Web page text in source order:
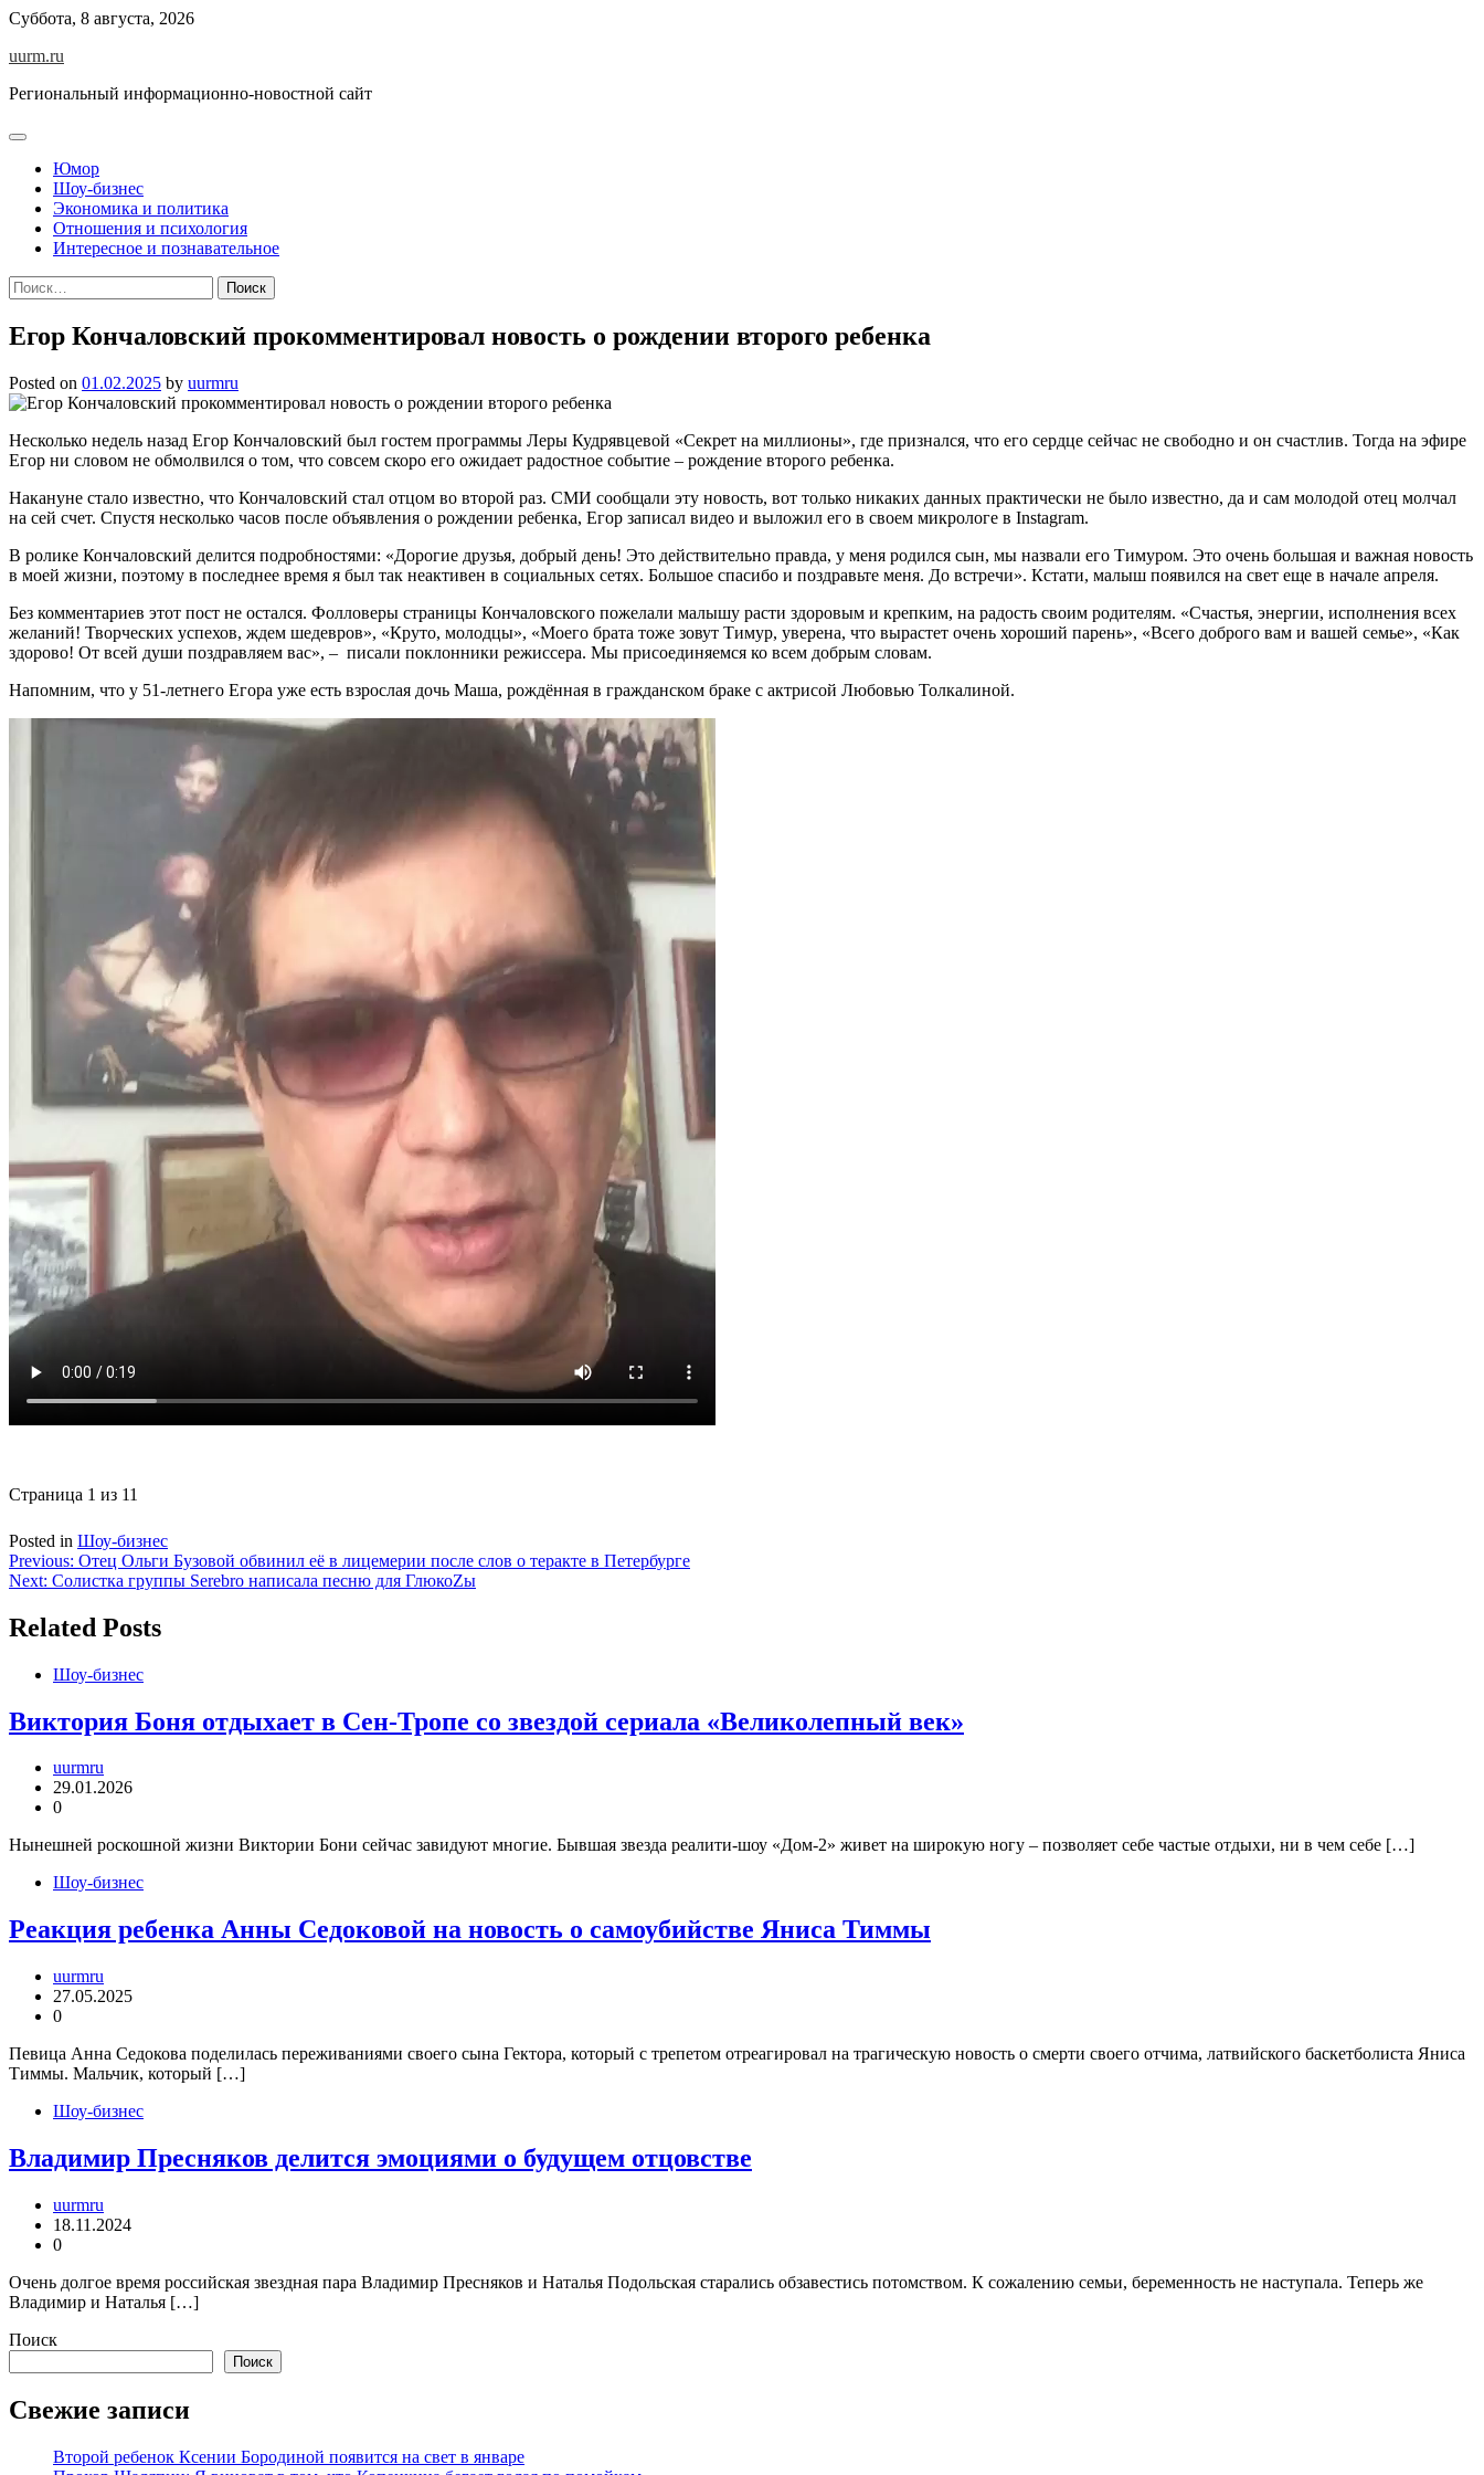
Skip
content
Суббота, 8 августа, 2026
uurm.ru
Региональный информационно-новостной сайт
Юмор
Шоу-бизнес
Экономика и политика
Отношения и психология
Интересное и познавательное
Найти:
Егор Кончаловский прокомментировал новость о рождении второго ребенка
Posted on 01.02.2025 by uurmru
Несколько недель назад Егор Кончаловский был гостем программы Леры Кудрявцевой «Секрет на миллионы», где признался, что его сердце сейчас не свободно и он счастлив. Тогда на эфире
Егор ни словом не обмолвился о том, что совсем скоро его ожидает радостное событие – рождение второго ребенка.
Накануне стало известно, что Кончаловский стал отцом во второй раз. СМИ сообщали эту новость, вот только никаких данных практически не было известно, да и сам молодой отец молчал
на сей счет. Спустя несколько часов после объявления о рождении ребенка, Егор записал видео и выложил его в своем микрологе в Instagram.
В ролике Кончаловский делится подробностями: «Дорогие друзья, добрый день! Это действительно правда, у меня родился сын, мы назвали его Тимуром. Это очень большая и важная новость
в моей жизни, поэтому в последнее время я был так неактивен в социальных сетях. Большое спасибо и поздравьте меня. До встречи». Кстати, малыш появился на свет еще в начале апреля.
Без комментариев этот пост не остался. Фолловеры страницы Кончаловского пожелали малышу расти здоровым и крепким, на радость своим родителям. «Счастья, энергии, исполнения всех
желаний! Творческих успехов, ждем шедевров», «Круто, молодцы», «Моего брата тоже зовут Тимур, уверена, что вырастет очень хороший парень», «Всего доброго вам и вашей семье», «Как
здорово! От всей души поздравляем вас», – писали поклонники режиссера. Мы присоединяемся ко всем добрым словам.
Напомним, что у 51-летнего Егора уже есть взрослая дочь Маша, рождённая в гражданском браке с актрисой Любовью Толкалиной.
Страница 1 из 11
Posted in Шоу-бизнес
Навигация
по
записям
Previous: Отец Ольги Бузовой обвинил её в лицемерии после слов о теракте в Петербурге
Next: Солистка группы Serebro написала песню для ГлюкоZы
Related Posts
Шоу-бизнес
Виктория Боня отдыхает в Сен-Тропе со звездой сериала «Великолепный век»
uurmru
29.01.2026
0
Нынешней роскошной жизни Виктории Бони сейчас завидуют многие. Бывшая звезда реалити-шоу «Дом-2» живет на широкую ногу – позволяет себе частые отдыхи, ни в чем себе […]
Шоу-бизнес
Реакция ребенка Анны Седоковой на новость о самоубийстве Яниса Тиммы
uurmru
27.05.2025
0
Певица Анна Седокова поделилась переживаниями своего сына Гектора, который с трепетом отреагировал на трагическую новость о смерти своего отчима, латвийского баскетболиста Яниса
Тиммы. Мальчик, который […]
Шоу-бизнес
Владимир Пресняков делится эмоциями о будущем отцовстве
uurmru
18.11.2024
0
Очень долгое время российская звездная пара Владимир Пресняков и Наталья Подольская старались обзавестись потомством. К сожалению семьи, беременность не наступала. Теперь же
Владимир и Наталья […]
Поиск
Поиск
Свежие записи
Второй ребенок Ксении Бородиной появится на свет в январе